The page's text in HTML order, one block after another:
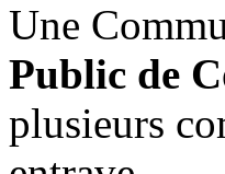
Une
Public de
plusieurs